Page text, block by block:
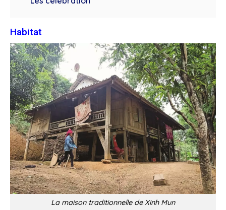
Habitat
La maison traditionnelle de Xinh Mun